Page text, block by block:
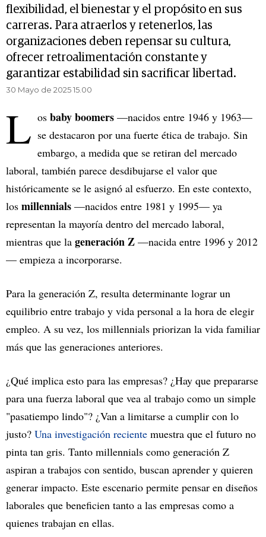
flexibilidad, el bienestar y el propósito en sus
carreras. Para atraerlos y retenerlos, las
organizaciones deben repensar su cultura,
ofrecer retroalimentación constante y
garantizar estabilidad sin sacrificar libertad.
30 Mayo de 2025 15.00
L os baby boomers —nacidos entre 1946 y 1963—
se destacaron por una fuerte ética de trabajo. Sin
embargo, a medida que se retiran del mercado
laboral, también parece desdibujarse el valor que
históricamente se le asignó al esfuerzo. En este contexto,
los millennials —nacidos entre 1981 y 1995— ya
representan la mayoría dentro del mercado laboral,
mientras que la generación Z —nacida entre 1996 y 2012
— empieza a incorporarse.
Para la generación Z, resulta determinante lograr un
equilibrio entre trabajo y vida personal a la hora de elegir
empleo. A su vez, los millennials priorizan la vida familiar
más que las generaciones anteriores.
¿Qué implica esto para las empresas? ¿Hay que prepararse
para una fuerza laboral que vea al trabajo como un simple
"pasatiempo lindo"? ¿Van a limitarse a cumplir con lo
justo? Una investigación reciente muestra que el futuro no
pinta tan gris. Tanto millennials como generación Z
aspiran a trabajos con sentido, buscan aprender y quieren
generar impacto. Este escenario permite pensar en diseños
laborales que beneficien tanto a las empresas como a
quienes trabajan en ellas.